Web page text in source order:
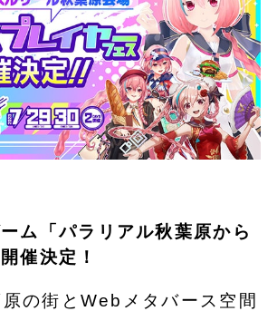
ム「パラリアル秋葉原から
催決定！
の街とWebメタバース空間